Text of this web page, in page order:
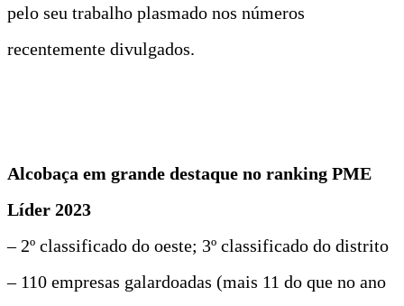
pelo seu trabalho plasmado nos números
recentemente divulgados.
Alcobaça em grande destaque no ranking PME
Líder 2023
– 2º classificado do oeste; 3º classificado do distrito
– 110 empresas galardoadas (mais 11 do que no ano